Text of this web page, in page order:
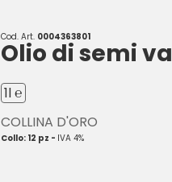
Cod. Art. 0004363801
Olio di semi
1l ℮
COLLINA D'ORO
Collo: 12 pz - IVA 4%